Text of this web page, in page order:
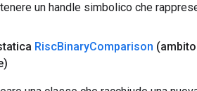
un handle simbolico che
RiscBinaryComparison